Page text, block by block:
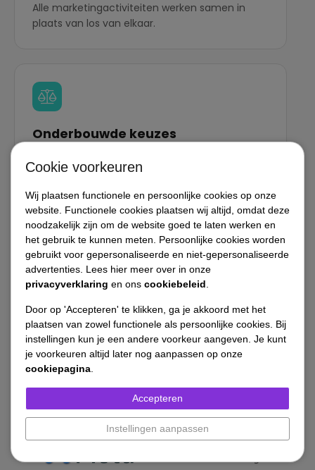
Alle marketingactiviteiten werken samen in
plaats van los van elkaar.
Onderbouwde keuzes
We combineren data, expertise en
en bij te sturen.
Volledige regie
Eén partner die overzicht houdt en richting
bepaalt.
Cookie voorkeuren
Wij plaatsen functionele en persoonlijke cookies op onze
website. Functionele cookies plaatsen wij altijd, omdat deze
noodzakelijk zijn om de website goed te laten werken en
het gebruik te kunnen meten. Persoonlijke cookies worden
gebruikt voor gepersonaliseerde en niet-gepersonaliseerde
advertenties. Lees hier meer over in onze
privacyverklaring en ons cookiebeleid
Door op 'Accepteren' te klikken, ga je akkoord met het
plaatsen van zowel functionele als persoonlijke cookies. Bij
instellingen kun je een andere voorkeur aangeven. Je kunt
je voorkeuren altijd later nog aanpassen op onze
cookiepagina
Accepteren
Instellingen aanpassen